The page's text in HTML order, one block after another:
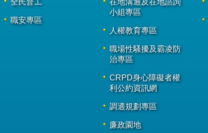
全民督工
職安專區
在地溝通及在地諮詢
小組專區
人權教育專區
職場性騷擾及霸凌防
治專區
CRPD身心障礙者權
利公約資訊網
調適規劃專區
廉政園地